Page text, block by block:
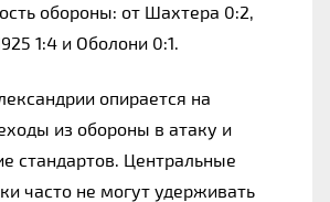
обороны: от Шахтера 0:2,
1:4 и Оболони 0:1.
опирается на
из обороны в атаку и
стандартов. Центральные
часто не могут удерживать